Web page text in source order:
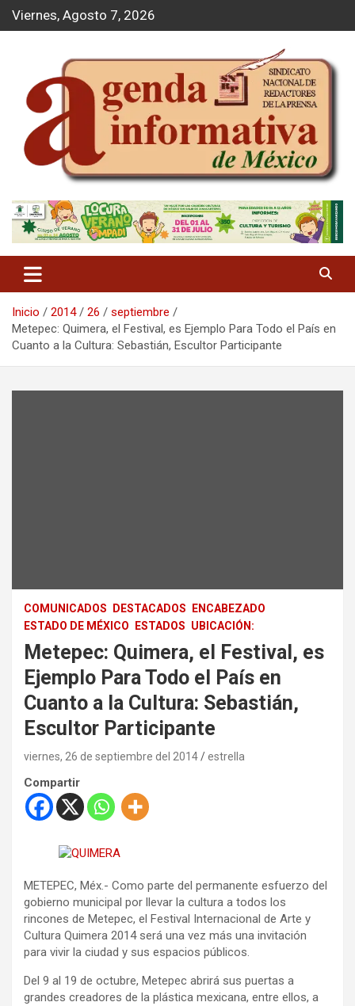
d
Viernes, Agosto 7, 2026
Agenda Informativa
Inicio 2014 26
septiembre
Metepec: Quimera, el Festival, es Ejemplo Para Todo el País en
Cuanto a la Cultura: Sebastián, Escultor Participante
COMUNICADOS DESTACADOS
ENCABEZADO
ESTADO DE MÉXICO
ESTADOS UBICACIÓN:
Metepec: Quimera, el Festival, es
Ejemplo Para Todo el País en
Cuanto a la Cultura: Sebastián,
Escultor Participante
viernes, 26 de septiembre del 2014 estrella
Compartir
METEPEC, Méx.- Como parte del permanente esfuerzo del
gobierno municipal por llevar la cultura a todos los
rincones de Metepec, el Festival Internacional de Arte y
Cultura Quimera 2014 será una vez más una invitación
para vivir la ciudad y sus espacios públicos.
Del 9 al 19 de octubre, Metepec abrirá sus puertas a
grandes creadores de la plástica mexicana, entre ellos, a